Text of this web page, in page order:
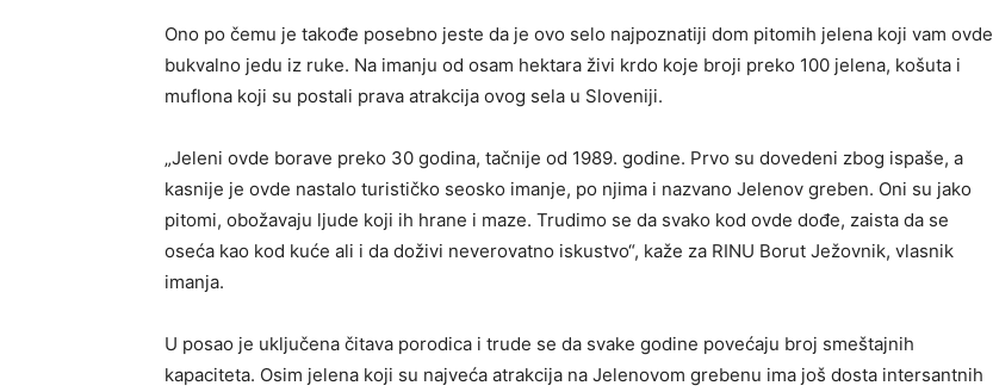
Ono po čemu je takođe posebno jeste da je ovo selo najpoznatiji dom pitomih jelena koji vam ovde
bukvalno jedu iz ruke. Na imanju od osam hektara živi krdo koje broji preko 100 jelena, košuta i
muflona koji su postali prava atrakcija ovog sela u Sloveniji.
„Jeleni ovde borave preko 30 godina, tačnije od 1989. godine. Prvo su dovedeni zbog ispaše, a
kasnije je ovde nastalo turističko seosko imanje, po njima i nazvano Jelenov greben. Oni su jako
pitomi, obožavaju ljude koji ih hrane i maze. Trudimo se da svako kod ovde dođe, zaista da se
oseća kao kod kuće ali i da doživi neverovatno iskustvo“, kaže za RINU Borut Ježovnik, vlasnik
imanja.
U posao je uključena čitava porodica i trude se da svake godine povećaju broj smeštajnih
kapaciteta. Osim jelena koji su najveća atrakcija na Jelenovom grebenu ima još dosta intersantnih